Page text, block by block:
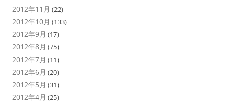
2012年11月 (22)
2012年10月 (133)
2012年9月 (17)
2012年8月 (75)
2012年7月 (11)
2012年6月 (20)
2012年5月 (31)
2012年4月 (25)